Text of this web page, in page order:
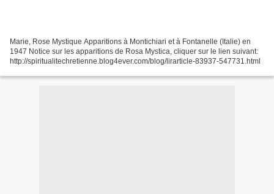
Marie, Rose Mystique Apparitions à Montichiari et à Fontanelle (Italie) en
1947 Notice sur les apparitions de Rosa Mystica, cliquer sur le lien suivant:
http://spiritualitechretienne.blog4ever.com/blog/lirarticle-83937-547731.html